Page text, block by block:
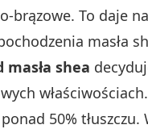
brązowe. To daje
masła
masła shea
właściwościach.
50% tłuszczu.